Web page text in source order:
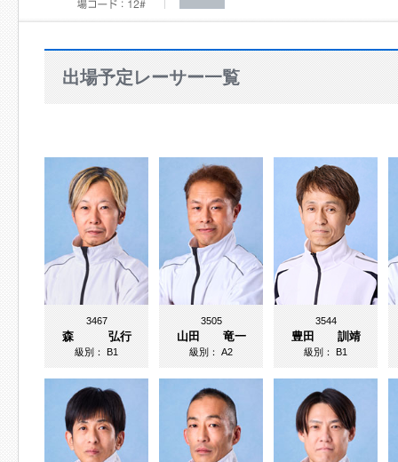
出場予定レーサー一覧
3467
森 弘行
級別：B1
3505
山田 竜一
級別：A2
3544
豊田 訓靖
級別：B1